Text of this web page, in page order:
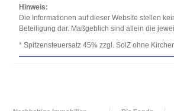
Hinweis:
Die Informationen auf dieser Website stellen
Beteiligung dar. Maßgeblich sind allein die
* Spitzensteuersatz 45% zzgl. SolZ ohne